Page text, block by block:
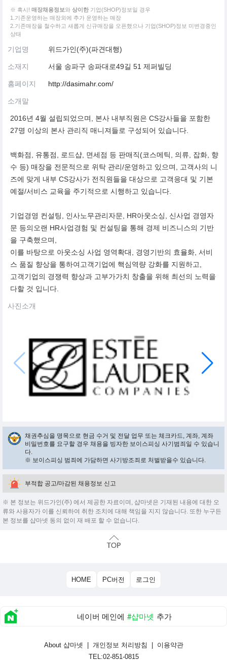
※ 혹시! 매장채용정보와 상이한 기업(SHOP)정보일 경우
1.기존운영하는 매장외에 추가 운영하는 매장
2.기존매장을 철수하고 새롭게 신규매장을 오픈했으나 기업(SHOP)정보 미변경중인
상태
기업명 위드가인(주)(파견대행)
소재지 서울 송파구 송파대로49길 51 제퍼빌딩
홈페이지 http://dasimahr.com/
소개말
2016년 4월 설립되었으며, 본사 내부직원은 CS강사들을 포함한
27명 이상의 본사 관리직 매니져들로 구성되어 있습니다.
백화점, 유통점, 로드샵, 면세점 등 판매직(코스메틱, 의류, 잡화, 향
수 등) 매장을 전문적으로 위탁 관리/운영하고 있으며, 고객사의 니
즈에 맞게 내부 CS강사가 전직원들을 대상으로 고객응대 및 기본
예절/서비스 교육을 주기적으로 시행하고 있습니다.
기업경영 컨설팅, 인사노무관리자문, HR아웃소싱, 신사업 경영자
문 등의오랜 HR사업경험 및 컨설팅을 통해 경제 비즈니스의 기반
을 구축했으며,
이를 바탕으로 아웃소싱 사업 영역확대, 경영기반의 효율화, 서비
스 품질 향상을 통하여고객기업에 핵심역량 강화를 지원하고,
고객기업의 경쟁력 향상과 고부가가치 창출을 위해 최선의 노력을
다할 것 입니다.
사진소개
채권추심을 명목으로 현금 수거 및 전달 업무 또는 체크카드, 계좌, 계좌
비밀번호를 요구할 경우 채용을 빙자한 보이스피싱 사기범죄일 수 있습니
다.
※ 보이스피싱 범죄에 가담하면 사기방조죄로 처벌받을수 있습니다.
부적합 공고/마감된 채용정보 신고
※ 본 정보는 위드가인(주) 에서 제공한 자료이며, 샵마넷은 기재된 내용에 대한 오
류와 사용자가 이를 신뢰하여 취한 조치에 대해 책임을 지지 않습니다. 또한 누구든
본 정보를 샵마넷 동의 없이 재 배포 할 수 없습니다.
HOME PC버전 로그인
네이버 메인에 #샵마넷 추가
About 샵마넷 개인정보 처리방침
이용약관
TEL:02-851-0815